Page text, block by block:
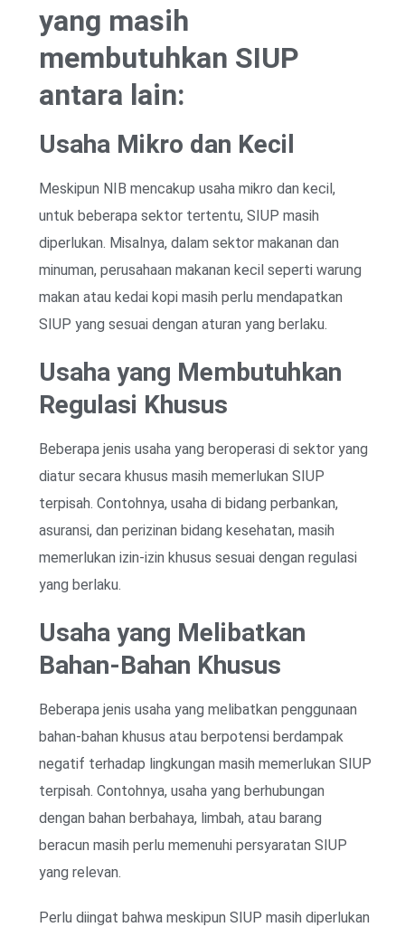
yang masih
membutuhkan SIUP
antara lain:
Usaha Mikro dan Kecil
Meskipun NIB mencakup usaha mikro dan kecil,
untuk beberapa sektor tertentu, SIUP masih
diperlukan. Misalnya, dalam sektor makanan dan
minuman, perusahaan makanan kecil seperti warung
makan atau kedai kopi masih perlu mendapatkan
SIUP yang sesuai dengan aturan yang berlaku.
Usaha yang Membutuhkan
Regulasi Khusus
Beberapa jenis usaha yang beroperasi di sektor yang
diatur secara khusus masih memerlukan SIUP
terpisah. Contohnya, usaha di bidang perbankan,
asuransi, dan perizinan bidang kesehatan, masih
memerlukan izin-izin khusus sesuai dengan regulasi
yang berlaku.
Usaha yang Melibatkan
Bahan-Bahan Khusus
Beberapa jenis usaha yang melibatkan penggunaan
bahan-bahan khusus atau berpotensi berdampak
negatif terhadap lingkungan masih memerlukan SIUP
terpisah. Contohnya, usaha yang berhubungan
dengan bahan berbahaya, limbah, atau barang
beracun masih perlu memenuhi persyaratan SIUP
yang relevan.
Perlu diingat bahwa meskipun SIUP masih diperlukan